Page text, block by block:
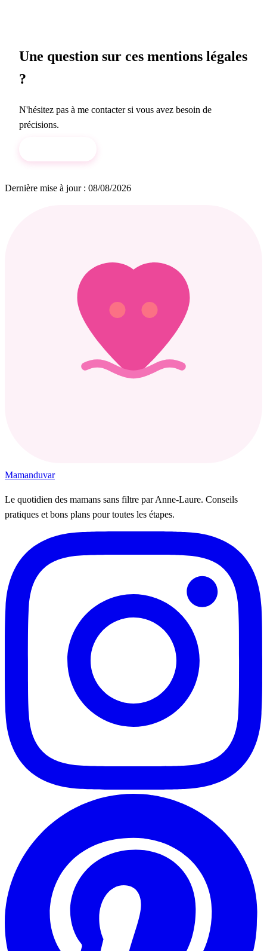
Une question sur ces mentions légales
?
N'hésitez pas à me contacter si vous avez besoin de
précisions.
Dernière mise à jour : 08/08/2026
Mamanduvar
Le quotidien des mamans sans filtre par Anne-Laure. Conseils
pratiques et bons plans pour toutes les étapes.